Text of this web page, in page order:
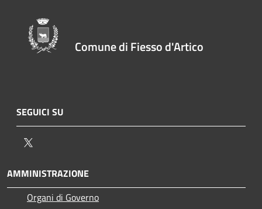
Comune di Fiesso d'Artico
SEGUICI SU
AMMINISTRAZIONE
Organi di Governo